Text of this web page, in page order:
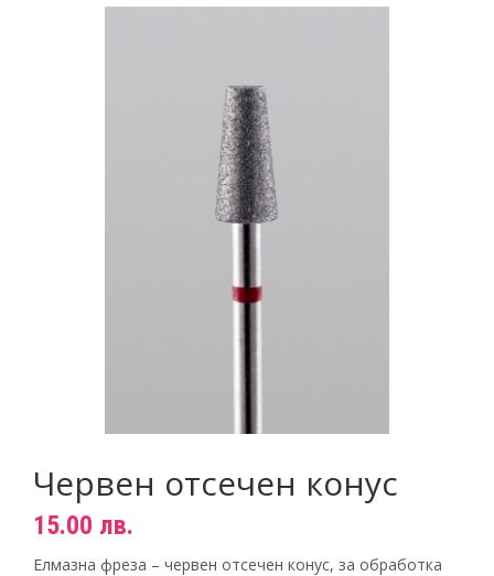
Надграждащи курсове
Материали за изграждане на нокти
Червен отсечен конус
15.00 лв.
Елмазна фреза – червен отсечен конус, за обработка